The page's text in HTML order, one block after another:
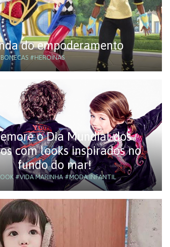
do empoderamento
#HEROÍNAS
o Dia Mundial dos
com looks inspirados no
fundo do mar!
#VIDA MARINHA#MODA INFANTIL